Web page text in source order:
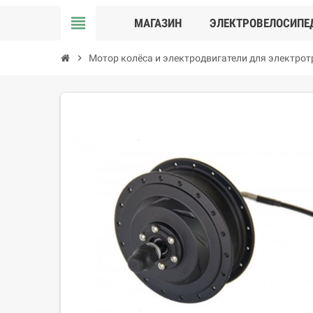
view_headline МАГАЗИН
chevron_right Мотор колёса и электродвигатели для